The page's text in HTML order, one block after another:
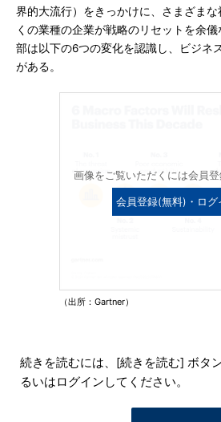
界的大流行）をきっかけに、さまざま
くの業種の企業が戦略のリセットを余
部は以下の6つの変化を認識し、ビジネ
がある。
画像をご覧いただくには会員
会員登録(無料)・ログ
（出所：Gartner）
続きを読むには、[続きを読む] ボタ
るいはログインしてください。